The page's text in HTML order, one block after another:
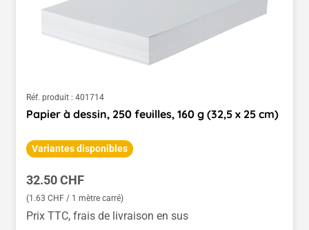
Réf. produit : 401714
Papier à dessin, 250 feuilles, 160 g (32,5 x 25 cm)
Variantes disponibles
Prix régulier :
32.50 CHF
(1.63 CHF / 1 mètre carré)
Prix TTC, frais de livraison en sus